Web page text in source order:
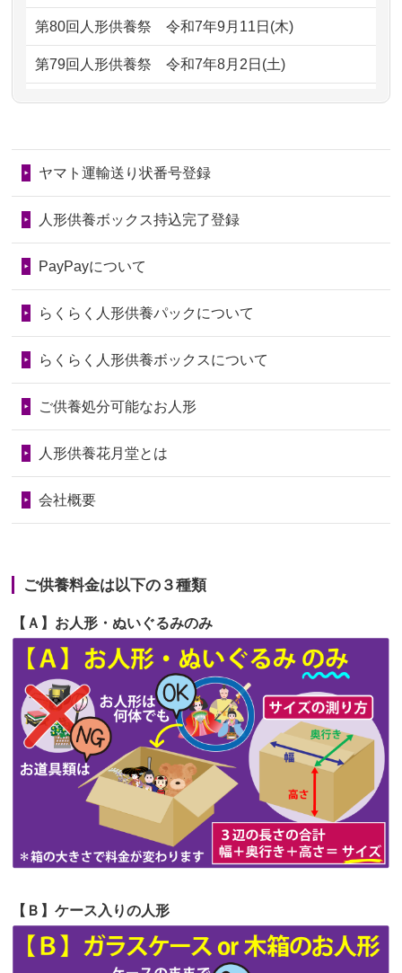
ガラスケースのまま引き取ってくださ
るのが助か...
ました。お...
2026/06/28きちんと供養していただけると思った
ので、お願...
いたことが...
2026/06/28老後のことを考え体力のあるうちに身
2026/06/28人形たちに これまで本当にありがとう
天...
2026/06/24今は亡き両親が孫（私の子供）の初節
句に贈って...
が伸びた時...
2026/06/22
娘の初めてのひな祭りにあわせて、娘
の祖父母か...
2026/06/20
雛人形をお道具も含め一式で引き取っ
てくださる...
供養が終わったお人形以外はどうして
るのですか？
しょうか？
2024/01/04ガラスケースは外しても良いですか？
第80回人形供養祭令和7年9月11日(木)
第79回人形供養祭令和7年8月2日(土)
第78回人形供養祭令和7年6月20日(金)
第76回人形供養祭令和7年2月28日(金)
第75回人形供養祭令和7年1月17日(金)
第73回人形供養祭令和6年10月17日(木)
第71回人形供養祭令和6年8月1日(木)
第70回人形供養祭令和6年6月21日(金)
第68回人形供養祭令和6年3月22日(金)
第65回人形供養祭令和5年11月09日(木)
第64回人形供養祭令和5年9月21日(木)
第63回人形供養祭 令和5年8月1日(火)
第62回人形供養祭令和5年6月21日(水)
第61回人形供養祭 令和5年5月19日(金)
第60回人形供養祭令和5年3月28日(火)
第59回人形供養祭 令和5年2月10日(金)
第58回人形供養祭令和5年12月21日(水)
第56回人形供養祭 令和4年10月19日(水)
ヤマト運輸送り状番号登録
人形供養ボックス持込完了登録
PayPayについて
らくらく人形供養パックについて
らくらく人形供養ボックスについて
ご供養処分可能なお人形
人形供養花月堂とは
会社概要
ご供養料金は以下の３種類
【Ａ】お人形・ぬいぐるみのみ
【Ｂ】ケース入りの人形